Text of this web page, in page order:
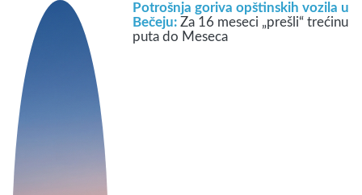
Potrošnja goriva opštinskih vozila u
Bečeju:Za 16 meseci „prešli“ trećinu
puta do Meseca